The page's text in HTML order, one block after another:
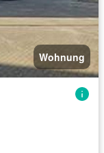
Wohnung